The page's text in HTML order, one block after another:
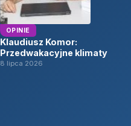
OPINIE
Klaudiusz Komor:
Przedwakacyjne klimaty
8 lipca 2026